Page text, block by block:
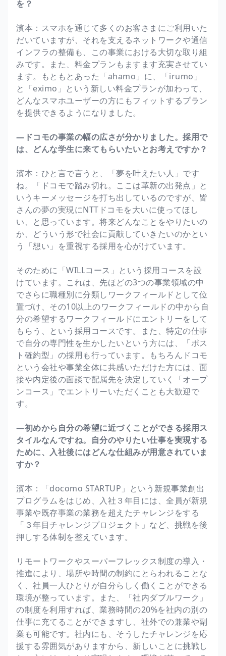
を？
濱本：スマホを通じて多くのお客さまにご利用いた
だいていますが、それを支えるネットワークや通信
インフラの整備も、この事業における大切な取り組
みです。また、料金プランもますます充実させてい
ます。もともとあった「ahamo」に、「irumo」
と「eximo」という新しい料金プランが加わって、
どんなスマホユーザーの方にもフィットするプラン
を提供できるようになりました。
―ドコモの事業の幅の広さが分かりました。採用で
は、どんな学生に来てもらいたいとお考えですか？
濱本：ひと言で言うと、「夢を叶えたい人」です
ね。「ドコモで踏み切れ。ここは革新の出発点」と
いうキーメッセージを打ち出しているのですが、皆
さんの夢の実現にNTTドコモを大いに使ってほし
い、と思っています。将来どんなことをやりたいの
か、どういう形で社会に貢献していきたいのかとい
う「想い」を重視する採用を心がけています。
そのために「WILLコース」という採用コースを設
けています。これは、先ほどの3つの事業領域の中
でさらに職種別に分類しワークフィールドとして位
置づけ、その10以上のワークフィールドの中から自
分の希望するワークフィールドにエントリーをして
もらう、という採用コースです。また、特定の仕事
で自分の専門性を生かしたいという方には、「ポス
ト確約型」の採用も行っています。もちろんドコモ
という会社や事業全体に共感いただけた方には、面
接や内定後の面談で配属先を決定していく「オープ
ンコース」でエントリーいただくことも大歓迎で
す。
―初めから自分の希望に近づくことができる採用ス
タイルなんですね。自分のやりたい仕事を実現する
ために、入社後にはどんな仕組みが用意されていま
すか？
濱本：「docomo STARTUP」という新規事業創出
プログラムをはじめ、入社３年目には、全員が新規
事業や既存事業の業務を超えたチャレンジをする
「３年目チャレンジプロジェクト」など、挑戦を後
押しする体制を整えています。
リモートワークやスーパーフレックス制度の導入・
推進により、場所や時間の制約にとらわれることな
く、社員一人ひとりが自分らしく働くことができる
環境が整っています。また、「社内ダブルワーク」
の制度を利用すれば、業務時間の20%を社内の別の
仕事に充てることができますし、社外での兼業や副
業も可能です。社内にも、そうしたチャレンジを応
援する雰囲気がありますから、新しいことに挑戦し